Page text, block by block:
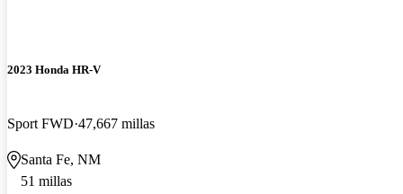
2023 Honda HR-V
Sport FWD 47,667 millas
Santa Fe, NM
51 millas